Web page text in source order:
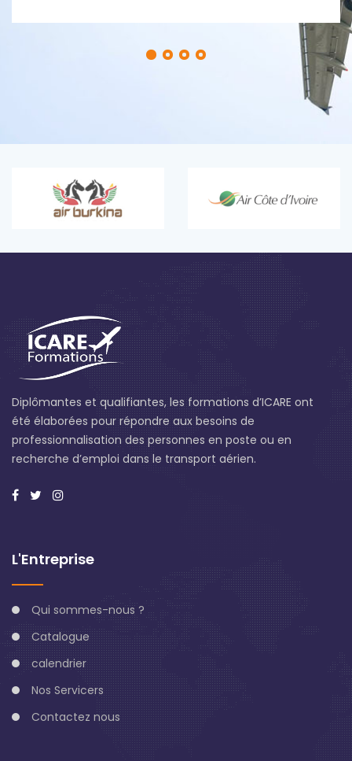
Diplômantes et qualifiantes, les formations d’ICARE ont
été élaborées pour répondre aux besoins de
professionnalisation des personnes en poste ou en
recherche d’emploi dans le transport aérien.
L'Entreprise
Qui sommes-nous ?
Catalogue
calendrier
Nos Servicers
Contactez nous